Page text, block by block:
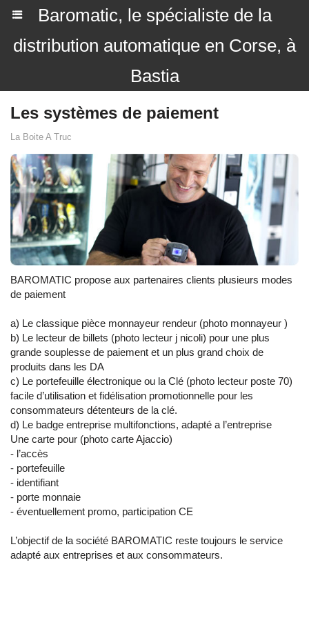
Baromatic, le spécialiste de la
distribution automatique en Corse, à
Bastia
Les systèmes de paiement
La Boite A Truc
BAROMATIC propose aux partenaires clients plusieurs modes
de paiement
a) Le classique pièce monnayeur rendeur (photo monnayeur )
b) Le lecteur de billets (photo lecteur j nicoli) pour une plus
grande souplesse de paiement et un plus grand choix de
produits dans les DA
c) Le portefeuille électronique ou la Clé (photo lecteur poste 70)
facile d’utilisation et fidélisation promotionnelle pour les
consommateurs détenteurs de la clé.
d) Le badge entreprise multifonctions, adapté a l’entreprise
Une carte pour (photo carte Ajaccio)
- l’accès
- portefeuille
- identifiant
- porte monnaie
- éventuellement promo, participation CE
L’objectif de la société BAROMATIC reste toujours le service
adapté aux entreprises et aux consommateurs.